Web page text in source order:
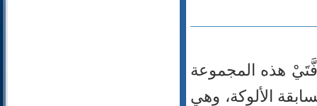
هذه المجموعة
الألوكة، وهي